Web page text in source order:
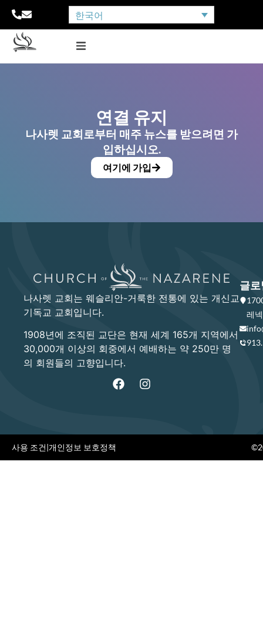
한국어
연결 유지
나사렛 교회로부터 매주 뉴스를 받으려면 가
입하십시오.
여기에 가입
나사렛 교회는 웨슬리안-거룩한 전통에 있는 개신교
기독교 교회입니다.
1908년에 조직된 교단은 현재 세계 165개 지역에서
30,000개 이상의 회중에서 예배하는 약 250만 명
의 회원들의 고향입니다.
글로
레
사용 조건|개인정보 보호정책